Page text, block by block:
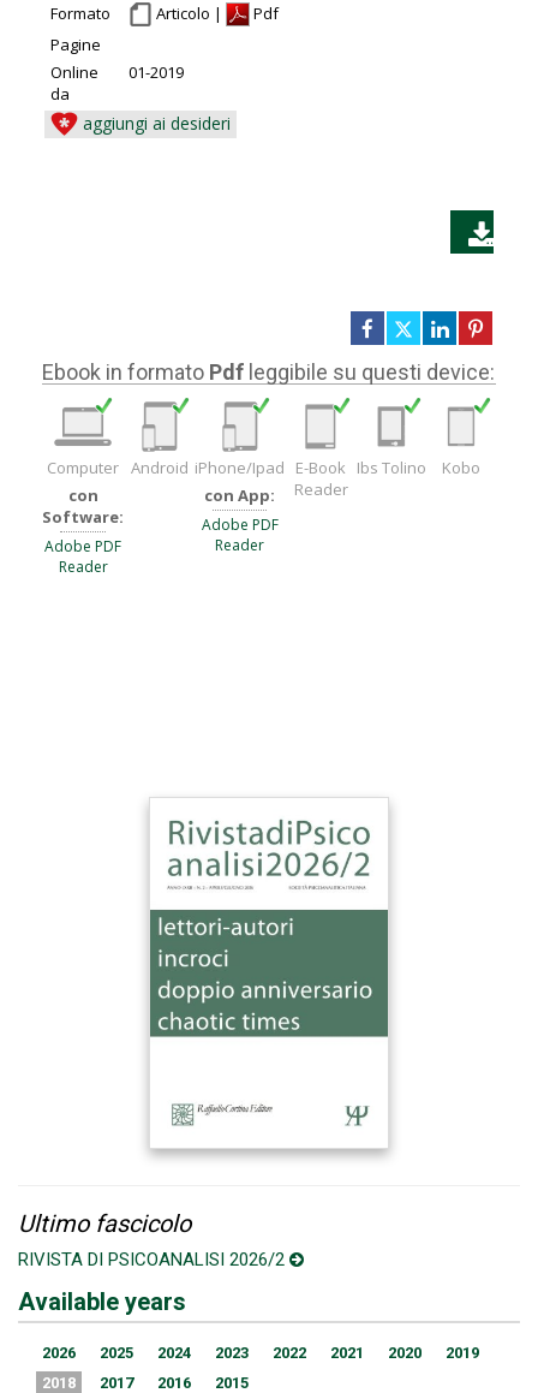
Formato
Articolo |
Pdf
Pagine
Online
da
01-2019
aggiungi ai desideri
Ebook in formato Pdf leggibile su questi device:
Computer
con
Software:
Adobe PDF
Reader
Android iPhone/Ipad
con App:
Adobe PDF
Reader
E-Book
Reader
Ibs Tolino Kobo
Ultimo fascicolo
RIVISTA DI PSICOANALISI 2026/2
Available years
2026 2025 2024 2023 2022 2021 2020
2019
2018
2017 2016 2015